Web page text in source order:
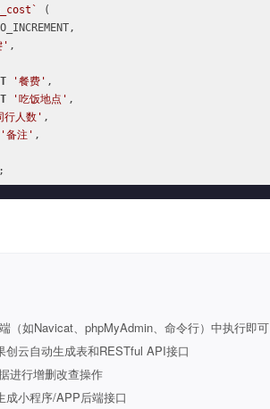
(
' ,
'餐费' ,
'吃饭地点' ,
行人数' ,
'备注' ,
;
（如Navicat、phpMyAdmin、命令行）中执行即可
云自动生成表和RESTful API接口
进行增删改查操作
成小程序/APP后端接口